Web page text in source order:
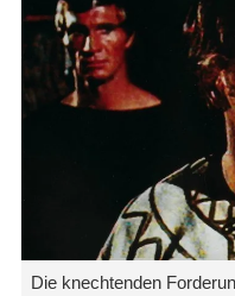
Die knechtenden